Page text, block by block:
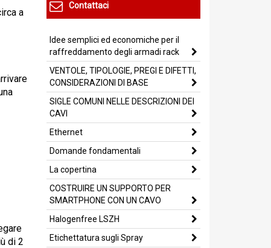
a
di 2
Contattaci
Idee semplici ed economiche per il
raffreddamento degli armadi rack
VENTOLE, TIPOLOGIE, PREGI E DIFETTI,
CONSIDERAZIONI DI BASE
SIGLE COMUNI NELLE DESCRIZIONI DEI
CAVI
Ethernet
Domande fondamentali
La copertina
COSTRUIRE UN SUPPORTO PER
SMARTPHONE CON UN CAVO
Halogenfree LSZH
Etichettatura sugli Spray